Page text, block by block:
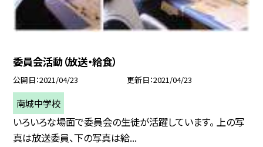
委員会活動（放送・給食）
公開日 2021/04/23 更新日 2021/04/23
南城中学校
いろいろな場面で委員会の生徒が活躍しています。 上の写
真は放送委員、下の写真は給...